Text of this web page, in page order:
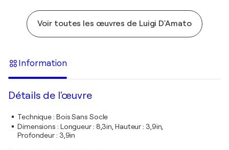
Voir toutes les œuvres de Luigi D'Amato
Information
Détails de l'œuvre
Technique: Bois Sans Socle
Dimensions : Longueur : 8,3in, Hauteur : 3,9in,
Profondeur : 3,9in